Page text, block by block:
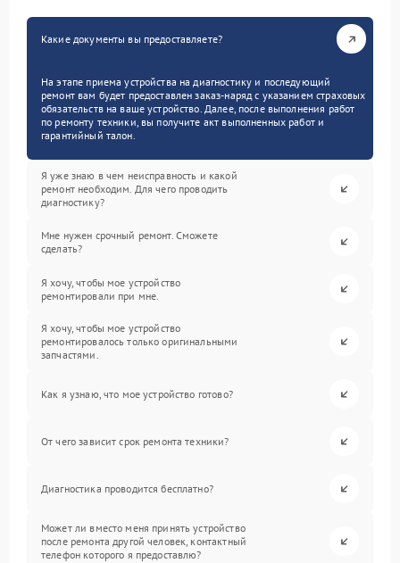
Какие документы вы предоставляете?
На этапе приема устройства на диагностику и последующий
ремонт вам будет предоставлен заказ-наряд с указанием страховых
обязательств на ваше устройство. Далее, после выполнения работ
по ремонту техники, вы получите акт выполненных работ и
гарантийный талон.
Я уже знаю в чем неисправность и какой
ремонт необходим. Для чего проводить
диагностику?
Мне нужен срочный ремонт. Сможете
сделать?
Я хочу, чтобы мое устройство
ремонтировали при мне.
Я хочу, чтобы мое устройство
ремонтировалось только оригинальными
запчастями.
Как я узнаю, что мое устройство готово?
От чего зависит срок ремонта техники?
Диагностика проводится бесплатно?
Может ли вместо меня принять устройство
после ремонта другой человек, контактный
телефон которого я предоставлю?